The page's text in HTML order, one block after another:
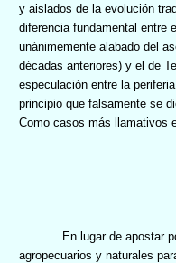
y aislados de la evolución
diferencia fundamental entre
unánimemente alabado del
décadas anteriores) y el de
especulación entre la
principio que falsamente se
Como casos más llamativos
En lugar de apostar
agropecuarios y naturales